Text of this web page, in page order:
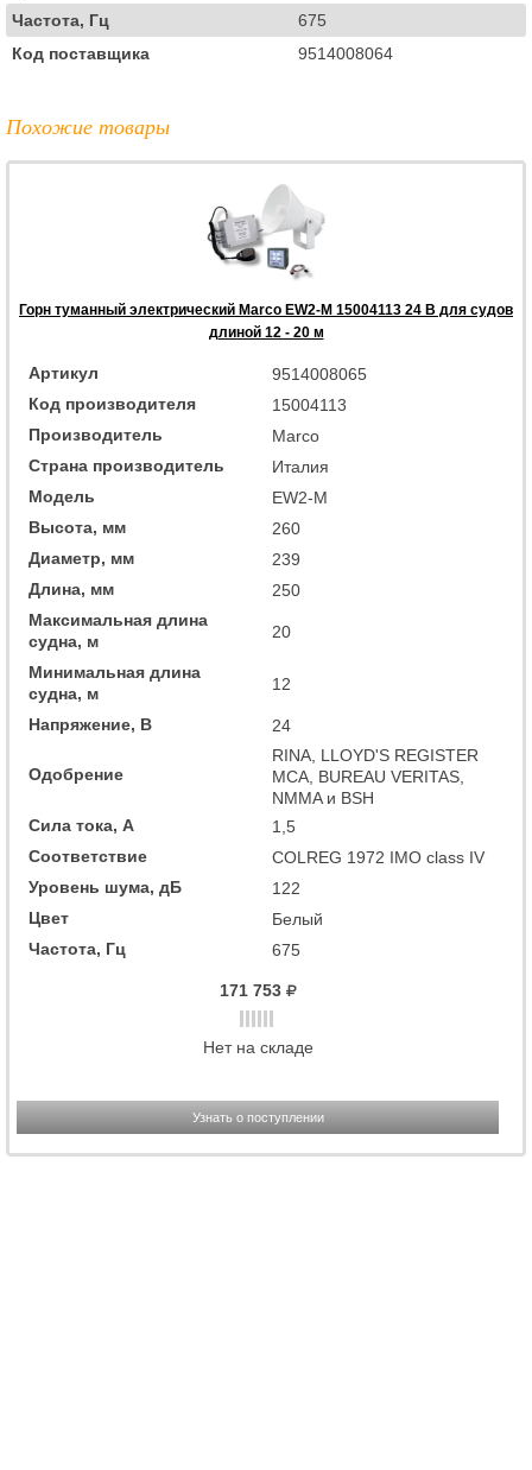
Частота, Гц
675
Код поставщика
9514008064
Похожие товары
Горн туманный электрический Marco EW2-M 15004113 24 В для судов
длиной 12 - 20 м
Артикул
9514008065
Код производителя
15004113
Производитель
Marco
Страна производитель
Италия
Модель
EW2-M
Высота, мм
260
Диаметр, мм
239
Длина, мм
250
Максимальная длина
судна, м
20
Минимальная длина
судна, м
12
Напряжение, В 24
Одобрение
RINA, LLOYD'S REGISTER
MCA, BUREAU VERITAS,
NMMA и BSH
Сила тока, А
1,5
Соответствие
COLREG 1972 IMO class IV
Уровень шума, дБ
122
Цвет
Белый
Частота, Гц
675
171 753
Нет на складе
Узнать о поступлении